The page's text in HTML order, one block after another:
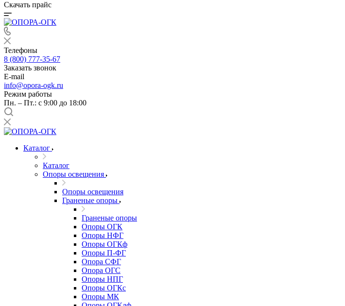
Скачать прайс
Телефоны
8 (800) 777-35-67
Заказать звонок
E-mail
info@opora-ogk.ru
Режим работы
Пн. – Пт.: с 9:00 до 18:00
Каталог
Каталог
Опоры освещения
Опоры освещения
Граненые опоры
Граненые опоры
Опоры ОГК
Опоры НФГ
Опоры ОГКф
Опоры П-ФГ
Опора СФГ
Опора ОГС
Опоры НПГ
Опоры ОГКс
Опоры МК